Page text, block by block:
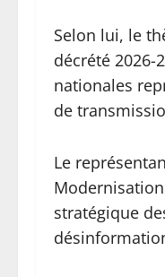
Selon lui, le
décrété 2026-
nationales
de
Le
stratégique